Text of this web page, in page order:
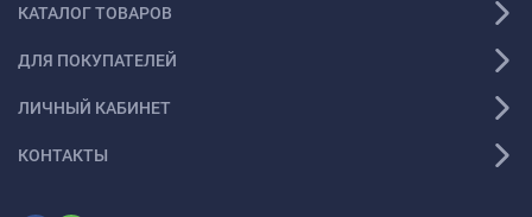
КАТАЛОГ ТОВАРОВ
ДЛЯ ПОКУПАТЕЛЕЙ
ЛИЧНЫЙ КАБИНЕТ
КОНТАКТЫ